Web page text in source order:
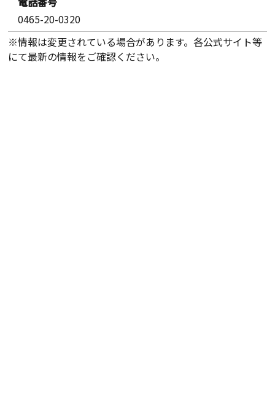
0465-20-0320
※情報は変更されている場合があります。各公式サイト等
にて最新の情報をご確認ください。